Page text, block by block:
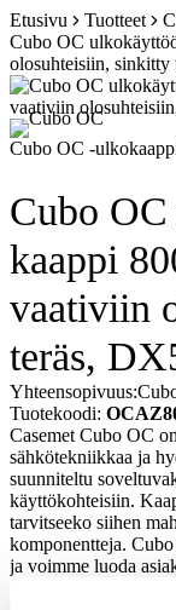
Siirry
sisältöön
Etusivu Tuotteet
Cubo OC
olosuhteisiin,
Cubo OC -
Cubo
kaappi
vaativiin
teräs,
Yhteensopivuus:
Tuotekoodi:
Casemet Cubo OC
sähkötekniikkaa ja
suunniteltu
käyttökohteisiin.
tarvitseeko siihen
komponentteja.
ja voimme luoda